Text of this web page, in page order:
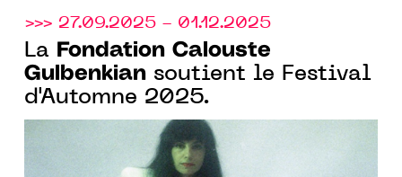
>>> 27.09.2025 - 01.12.2025
La
Fondation Calouste
Gulbenkian soutient le Festival
d'Automne 2025.